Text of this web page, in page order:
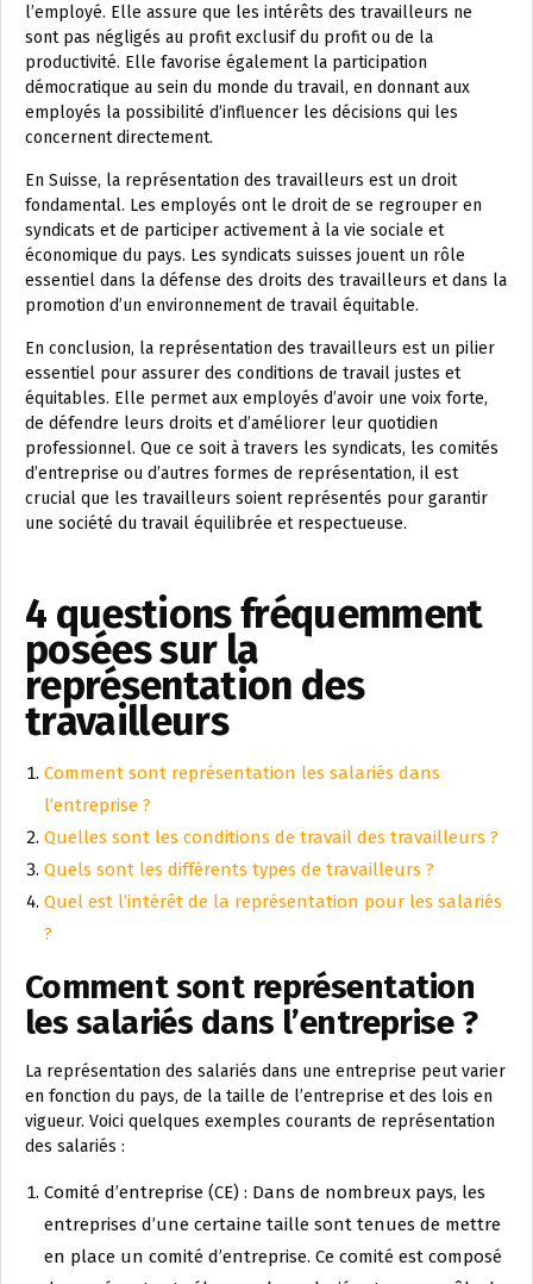
l’employé. Elle assure que les intérêts des travailleurs ne
sont pas négligés au profit exclusif du profit ou de la
productivité. Elle favorise également la participation
démocratique au sein du monde du travail, en donnant aux
employés la possibilité d’influencer les décisions qui les
concernent directement.
En Suisse, la représentation des travailleurs est un droit
fondamental. Les employés ont le droit de se regrouper en
syndicats et de participer activement à la vie sociale et
économique du pays. Les syndicats suisses jouent un rôle
essentiel dans la défense des droits des travailleurs et dans la
promotion d’un environnement de travail équitable.
En conclusion, la représentation des travailleurs est un pilier
essentiel pour assurer des conditions de travail justes et
équitables. Elle permet aux employés d’avoir une voix forte,
de défendre leurs droits et d’améliorer leur quotidien
professionnel. Que ce soit à travers les syndicats, les comités
d’entreprise ou d’autres formes de représentation, il est
crucial que les travailleurs soient représentés pour garantir
une société du travail équilibrée et respectueuse.
4 questions fréquemment
posées sur la
représentation des
travailleurs
Comment sont représentation les salariés dans
l’entreprise ?
Quelles sont les conditions de travail des travailleurs ?
Quels sont les différents types de travailleurs ?
Quel est l’intérêt de la représentation pour les salariés
?
Comment sont représentation
les salariés dans l’entreprise ?
La représentation des salariés dans une entreprise peut varier
en fonction du pays, de la taille de l’entreprise et des lois en
vigueur. Voici quelques exemples courants de représentation
des salariés :
Comité d’entreprise (CE) : Dans de nombreux pays, les
entreprises d’une certaine taille sont tenues de mettre
en place un comité d’entreprise. Ce comité est composé